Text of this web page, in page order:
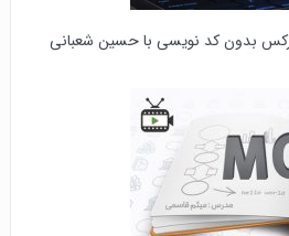
بدون کد نویسی با حسین شعبانی